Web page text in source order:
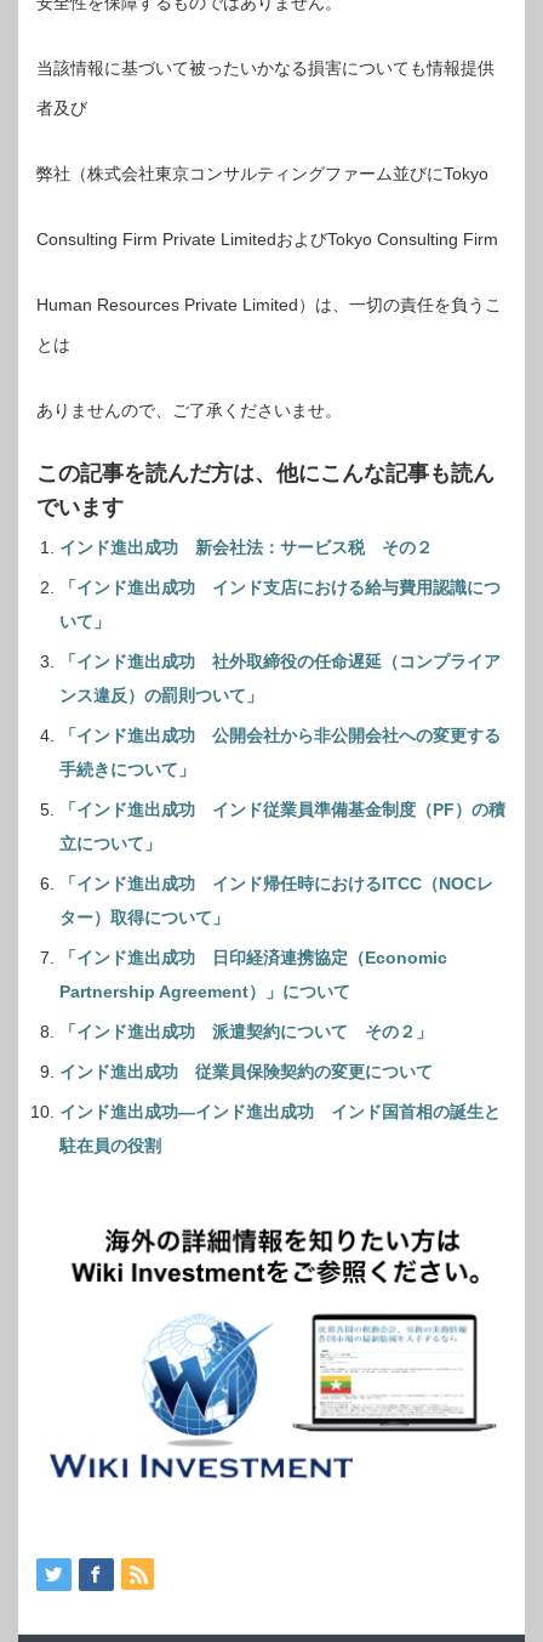
当該情報に基づいて被ったいかなる損害についても情報提供
者及び
弊社（株式会社東京コンサルティングファーム並びにTokyo
Consulting Firm Private LimitedおよびTokyo Consulting Firm
Human Resources Private Limited）は、一切の責任を負うこ
とは
ありませんので、ご了承くださいませ。
この記事を読んだ方は、他にこんな記事も読ん
でいます
インド進出成功 新会社法：サービス税 その２
「インド進出成功 インド支店における給与費用認識につ
いて」
「インド進出成功 社外取締役の任命遅延（コンプライア
ンス違反）の罰則ついて」
「インド進出成功 公開会社から非公開会社への変更する
手続きについて」
「インド進出成功 インド従業員準備基金制度（PF）の積
立について」
「インド進出成功 インド帰任時におけるITCC（NOCレ
ター）取得について」
「インド進出成功 日印経済連携協定（Economic
Partnership Agreement）」について
「インド進出成功 派遣契約について その２」
インド進出成功 従業員保険契約の変更について
インド進出成功―インド進出成功 インド国首相の誕生と
駐在員の役割